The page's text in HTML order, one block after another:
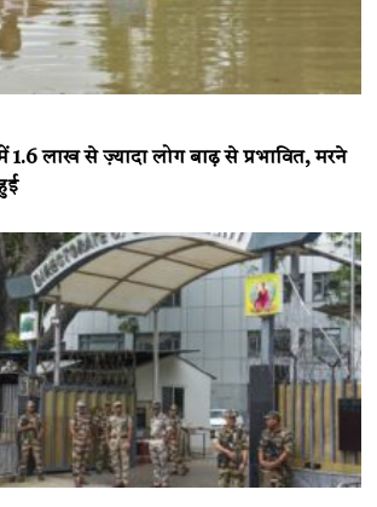
लाख से ज़्यादा लोग बाढ़ से प्रभावित, मरने